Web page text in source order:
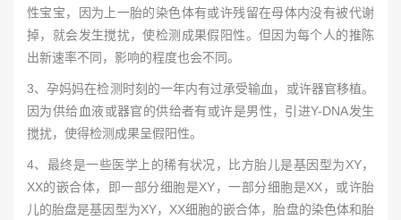
性宝宝，因为上一胎的染色体有或许残留在母体内没有被代谢
掉，就会发生搅扰，使检测成果假阳性。但因为每个人的推陈
出新速率不同，影响的程度也会不同。
3、孕妈妈在检测时刻的一年内有过承受输血，或许器官移植。
因为供给血液或器官的供给者有或许是男性，引进Y-DNA发生
搅扰，使得检测成果呈假阳性。
4、最终是一些医学上的稀有状况，比方胎儿是基因型为XY，
XX的嵌合体，即一部分细胞是XY，一部分细胞是XX，或许胎
儿的胎盘是基因型为XY，XX细胞的嵌合体，胎盘的染色体和胎